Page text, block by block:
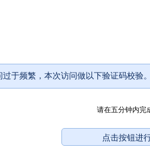
过于频繁，本次访问做以下验证码校验。
请在五分钟内完